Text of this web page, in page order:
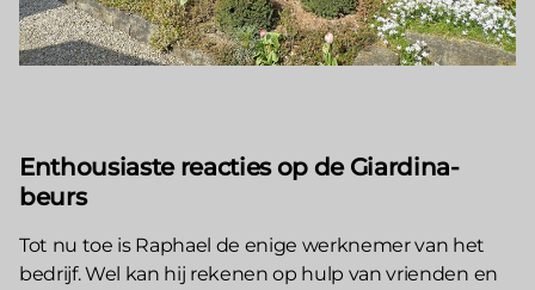
Enthousiaste reacties op de Giardina-
beurs
Tot nu toe is Raphael de enige werknemer van het
bedrijf. Wel kan hij rekenen op hulp van vrienden en